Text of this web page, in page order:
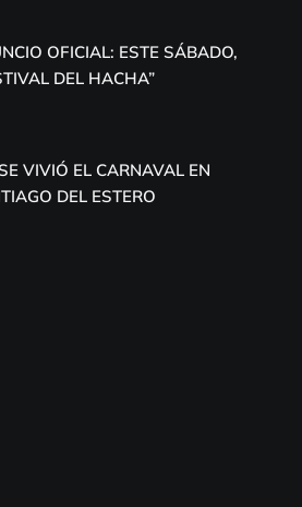
OFICIAL: ESTE SÁBADO,
DEL HACHA”
VIVIÓ EL CARNAVAL EN
DEL ESTERO